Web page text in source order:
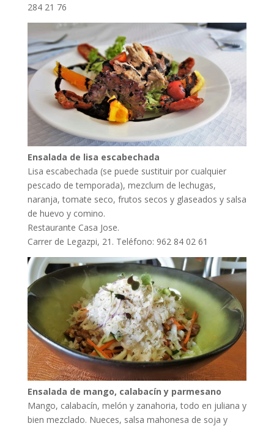
284 21 76
Ensalada de lisa escabechada
Lisa escabechada (se puede sustituir por cualquier
pescado de temporada), mezclum de lechugas,
naranja, tomate seco, frutos secos y glaseados y salsa
de huevo y comino.
Restaurante Casa Jose.
Carrer de Legazpi, 21. Teléfono: 962 84 02 61
Ensalada de mango, calabacín y parmesano
Mango, calabacín, melón y zanahoria, todo en juliana y
bien mezclado. Nueces, salsa mahonesa de soja y